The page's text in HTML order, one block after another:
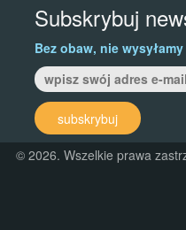
Subskrybuj
Bez obaw, nie
subskrybuj
© 2026. Wszelkie prawa